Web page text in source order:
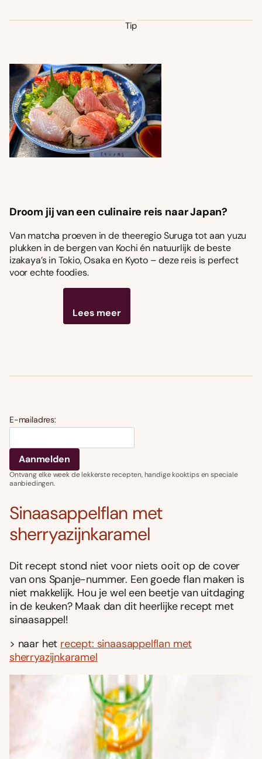
Tip
Droom jij van een culinaire reis naar Japan?
Van matcha proeven in de theeregio Suruga tot aan yuzu
plukken in de bergen van Kochi én natuurlijk de beste
izakaya’s in Tokio, Osaka en Kyoto – deze reis is perfect
voor echte foodies.
Lees meer
E-mailadres:
Ontvang elke week de lekkerste recepten, handige kooktips en speciale
aanbiedingen.
Sinaasappelflan met
sherryazijnkaramel
Dit recept stond niet voor niets ooit op de cover
van ons Spanje-nummer. Een goede flan maken is
niet makkelijk. Hou je wel een beetje van uitdaging
in de keuken? Maak dan dit heerlijke recept met
sinaasappel!
> naar het recept: sinaasappelflan met
sherryazijnkaramel